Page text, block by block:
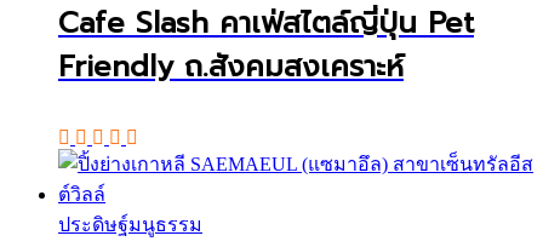
Cafe Slash คาเฟ่สไตล์ญี่ปุ่น Pet
Friendly ถ.สังคมสงเคราะห์
ประดิษฐ์มนูธรรม